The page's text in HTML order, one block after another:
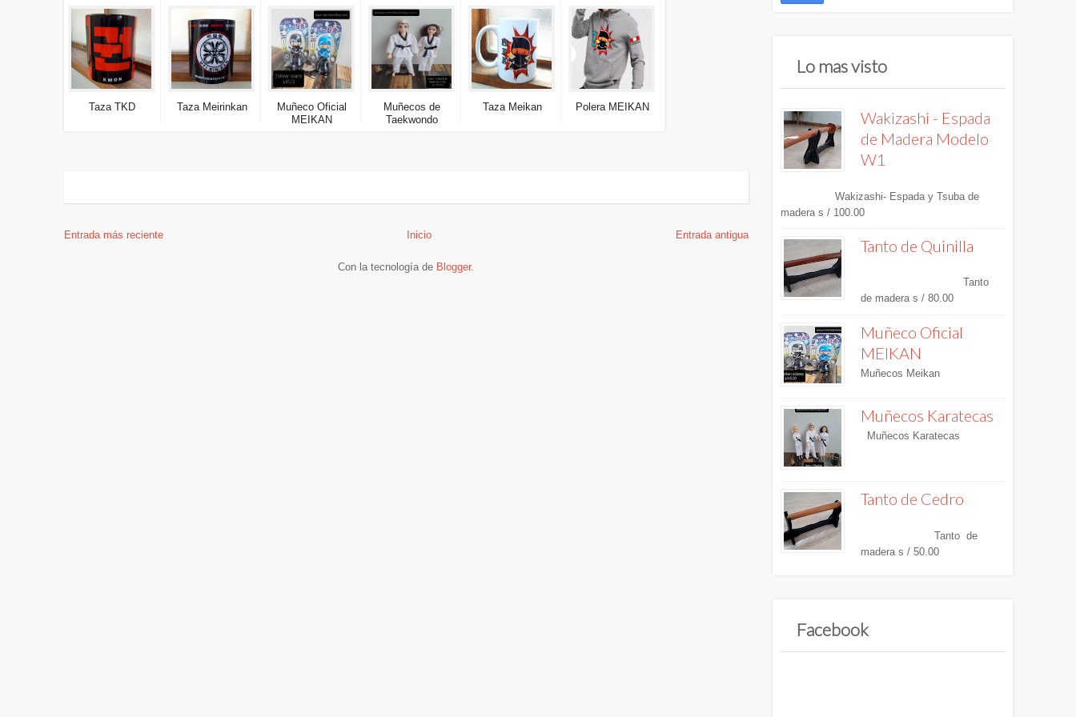
Taza TKD Taza Meirinkan
Muñeco Oficial
MEIKAN
Muñecos de
Taekwondo
Taza Meikan Polera MEIKAN
Entrada más reciente Inicio Entrada antigua
Con la tecnología de Blogger.
Lo mas visto
Wakizashi - Espada
de Madera Modelo
W1
Wakizashi- Espada y Tsuba de
madera s / 100.00
Tanto de Quinilla
Tanto
de madera s / 80.00
Muñeco Oficial
MEIKAN
Muñecos Meikan
Muñecos Karatecas
Muñecos Karatecas
Tanto de Cedro
Tanto de
madera s / 50.00
Facebook